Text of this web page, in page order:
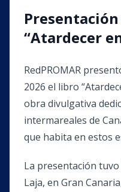
“Atardecer
RedPROMAR
2026 el libro
obra divulgativa
intermareales de
que habita en estos
La presentación
Laja, en Gran